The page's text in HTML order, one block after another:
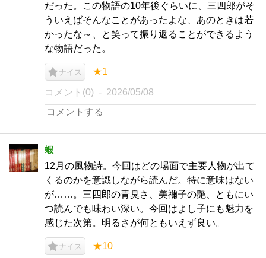
だった。この物語の10年後ぐらいに、三四郎がそ
ういえばそんなことがあったよな、あのときは若
かったな～、と笑って振り返ることができるよう
な物語だった。
ナイス ★1
コメント(0) 2026/05/08
蝦
12月の風物詩。今回はどの場面で主要人物が出て
くるのかを意識しながら読んだ。特に意味はない
が……。三四郎の青臭さ、美禰子の艶、ともにい
つ読んでも味わい深い。今回はよし子にも魅力を
感じた次第。明るさが何ともいえず良い。
ナイス ★10